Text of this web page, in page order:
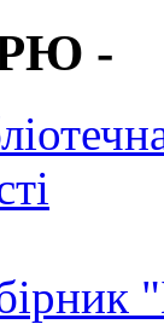
-